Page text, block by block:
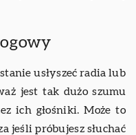
usłyszeć radia lub
jest tak dużo szumu
ich głośniki. Może to
jeśli próbujesz słuchać